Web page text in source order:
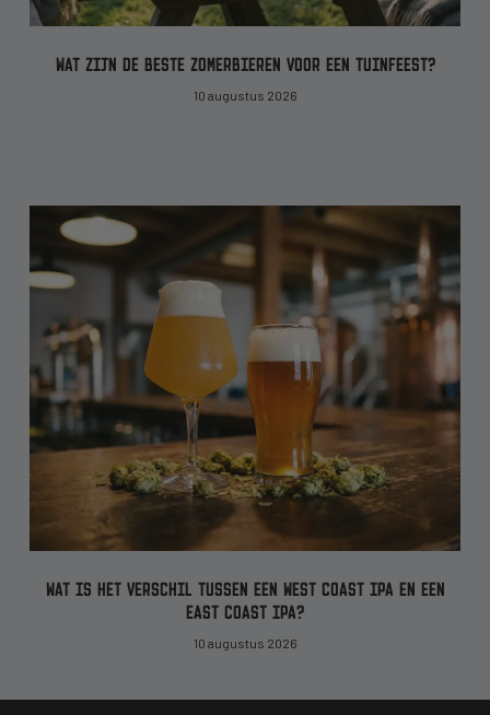
WAT ZIJN DE BESTE ZOMERBIEREN VOOR EEN TUINFEEST?
10 augustus 2026
WAT IS HET VERSCHIL TUSSEN EEN WEST COAST IPA EN EEN
EAST COAST IPA?
10 augustus 2026